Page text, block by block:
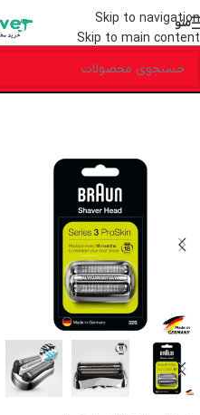
Skip to navigation
Skip to main content
منو